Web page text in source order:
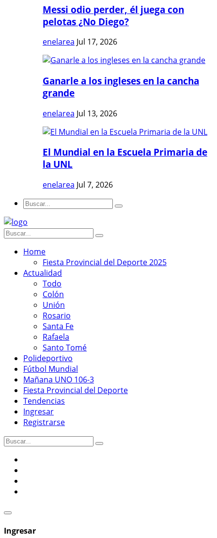
Messi odio perder, él juega con
pelotas ¿No Diego?
enelarea Jul 17, 2026
Ganarle a los ingleses en la cancha
grande
enelarea Jul 13, 2026
El Mundial en la Escuela Primaria de
la UNL
enelarea Jul 7, 2026
Home
Fiesta Provincial del Deporte 2025
Actualidad
Todo
Colón
Unión
Rosario
Santa Fe
Rafaela
Santo Tomé
Polideportivo
Fútbol Mundial
Mañana UNO 106-3
Fiesta Provincial del Deporte
Tendencias
Ingresar
Registrarse
Ingresar